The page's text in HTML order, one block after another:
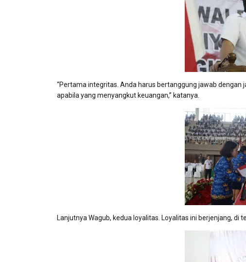
“Pertama integritas. Anda harus bertanggung jawab
apabila yang menyangkut keuangan,” katanya.
Lanjutnya Wagub, kedua loyalitas. Loyalitas ini berjenjang, di